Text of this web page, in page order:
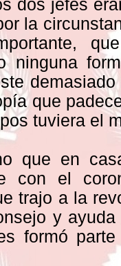
dos jefes
la
ninguna
que
tuviera el
que en
con el
trajo a la
y
formó